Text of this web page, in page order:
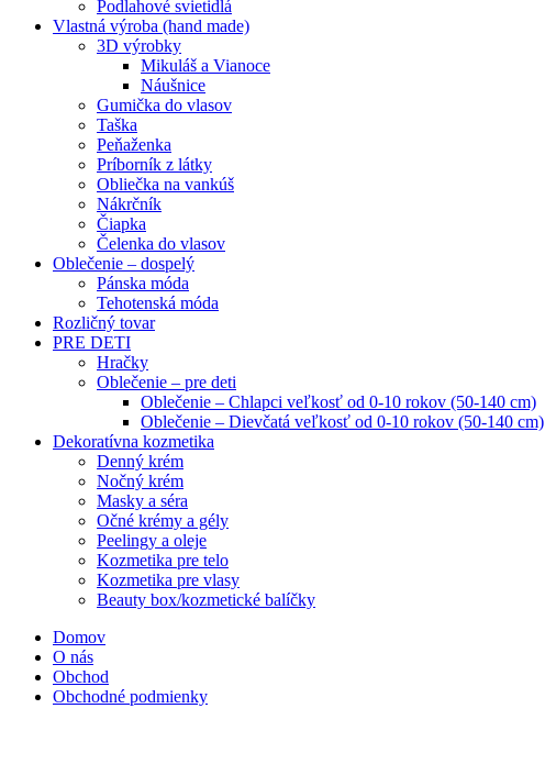
Podlahové svietidlá
Vlastná výroba (hand made)
3D výrobky
Mikuláš a Vianoce
Náušnice
Gumička do vlasov
Taška
Peňaženka
Príborník z látky
Obliečka na vankúš
Nákrčník
Čiapka
Čelenka do vlasov
Oblečenie – dospelý
Pánska móda
Tehotenská móda
Rozličný tovar
PRE DETI
Hračky
Oblečenie – pre deti
Oblečenie – Chlapci veľkosť od 0-10 rokov (50-140 cm)
Oblečenie – Dievčatá veľkosť od 0-10 rokov (50-140 cm)
Dekoratívna kozmetika
Denný krém
Nočný krém
Masky a séra
Očné krémy a gély
Peelingy a oleje
Kozmetika pre telo
Kozmetika pre vlasy
Beauty box/kozmetické balíčky
Domov
O nás
Obchod
Obchodné podmienky